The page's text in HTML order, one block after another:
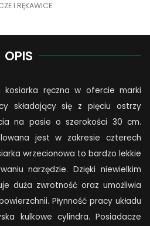
I RĘKAWICE
OPIS
kosiarka ręczna w ofercie marki
składający się z pięciu ostrzy
na pasie o szerokości 30 cm.
jest w zakresie czterech
wrzecionowa to bardzo lekkie
narzędzie. Dzięki niewielkim
duża zwrotność oraz umożliwia
Płynność pracy układu
kulkowe cylindra. Posiadacze